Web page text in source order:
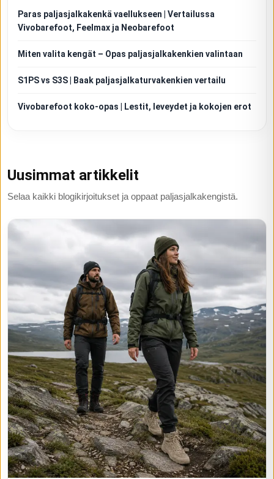
Paras paljasjalkakenkä vaellukseen | Vertailussa
Vivobarefoot, Feelmax ja Neobarefoot
Miten valita kengät – Opas paljasjalkakenkien valintaan
S1PS vs S3S | Baak paljasjalkaturvakenkien vertailu
Vivobarefoot koko-opas | Lestit, leveydet ja kokojen erot
Uusimmat artikkelit
Selaa kaikki blogikirjoitukset ja oppaat paljasjalkakengistä.